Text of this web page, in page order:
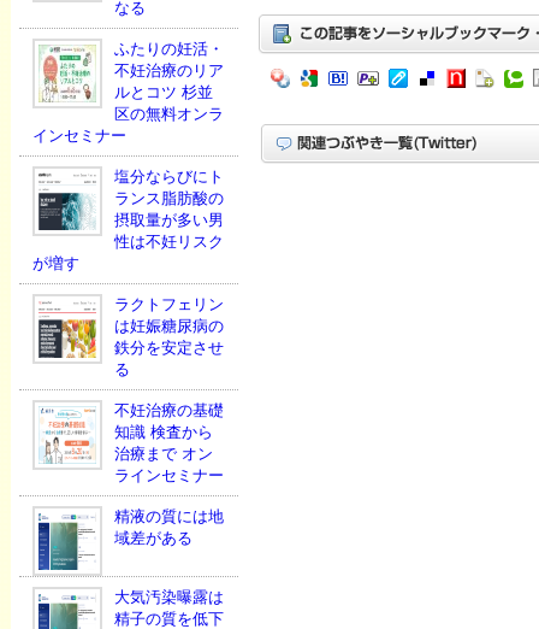
なる
ふたりの妊活・
不妊治療のリア
ルとコツ 杉並
区の無料オンラ
インセミナー
塩分ならびにト
ランス脂肪酸の
摂取量が多い男
性は不妊リスク
が増す
ラクトフェリン
は妊娠糖尿病の
鉄分を安定させ
る
不妊治療の基礎
知識 検査から
治療まで オン
ラインセミナー
精液の質には地
域差がある
大気汚染曝露は
精子の質を低下